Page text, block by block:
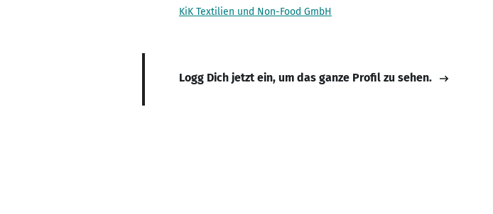
KiK Textilien und Non-Food GmbH
Logg Dich jetzt ein, um das ganze Profil zu sehen.